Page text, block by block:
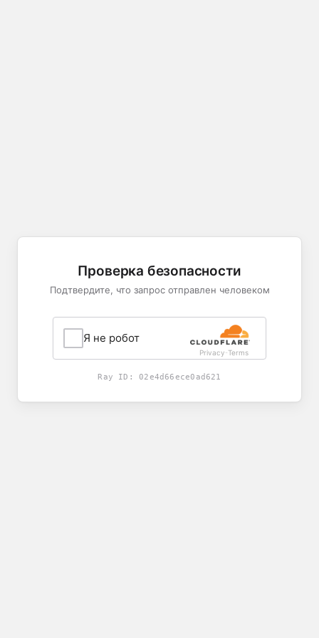
Проверка безопасности
Подтвердите, что запрос отправлен человеком
Я не робот
Privacy-Terms
Ray ID: 02e4d66ece0ad621